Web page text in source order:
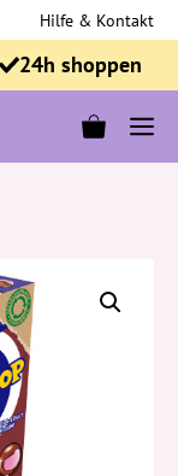
Hilfe & Kontakt
24h shoppen